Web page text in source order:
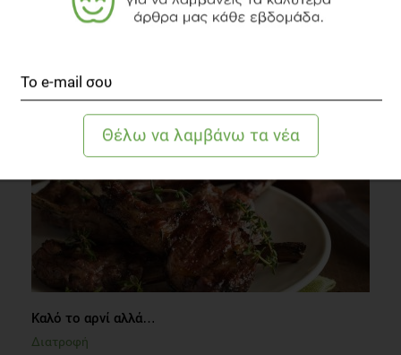
Μείωσε θερμίδες από την ημέρα σου χωρίς δίαιτα!
1 λεπτό να διαβαστεί
Καλό το αρνί αλλά…
Διατροφή